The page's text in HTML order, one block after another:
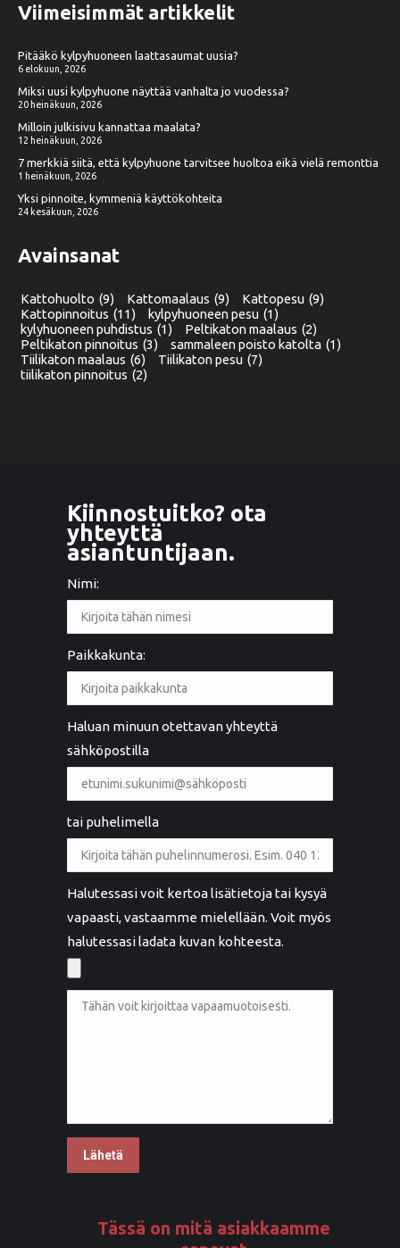
Viimeisimmät artikkelit
Pitääkö kylpyhuoneen laattasaumat uusia?
6 elokuun, 2026
Miksi uusi kylpyhuone näyttää vanhalta jo vuodessa?
20 heinäkuun, 2026
Milloin julkisivu kannattaa maalata?
12 heinäkuun, 2026
7 merkkiä siitä, että kylpyhuone tarvitsee huoltoa eikä vielä remonttia
1 heinäkuun, 2026
Yksi pinnoite, kymmeniä käyttökohteita
24 kesäkuun, 2026
Avainsanat
Kattohuolto (9) Kattomaalaus (9) Kattopesu (9)
Kattopinnoitus (11) kylpyhuoneen pesu (1)
kylyhuoneen puhdistus (1) Peltikaton maalaus (2)
Peltikaton pinnoitus (3) sammaleen poisto katolta (1)
Tiilikaton maalaus (6) Tiilikaton pesu (7)
tiilikaton pinnoitus (2)
Kiinnostuitko? ota
yhteyttä
asiantuntijaan.
Nimi:
Paikkakunta:
Haluan minuun otettavan yhteyttä
sähköpostilla
tai puhelimella
Halutessasi voit kertoa lisätietoja tai kysyä
vapaasti, vastaamme mielellään. Voit myös
halutessasi ladata kuvan kohteesta.
Tässä on mitä asiakkaamme